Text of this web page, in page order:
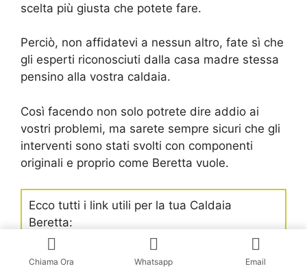
scelta più giusta che potete fare.
Perciò, non affidatevi a nessun altro, fate sì che
gli esperti riconosciuti dalla casa madre stessa
pensino alla vostra caldaia.
Così facendo non solo potrete dire addio ai
vostri problemi, ma sarete sempre sicuri che gli
interventi sono stati svolti con componenti
originali e proprio come Beretta vuole.
Ecco tutti i link utili per la tua Caldaia
Beretta:
BERETTACLIMA.ITil sito ufficiale
Chiama Ora Whatsapp Email